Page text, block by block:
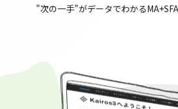
"次の一手"がデータでわかる